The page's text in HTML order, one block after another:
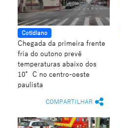
Cotidiano
Chegada da primeira frente
fria do outono prevê
temperaturas abaixo dos
10°C no centro-oeste
paulista
COMPARTILHAR